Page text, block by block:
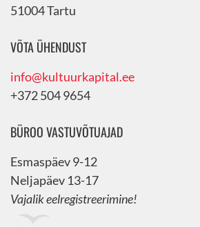
51004 Tartu
VÕTA ÜHENDUST
info@kultuurkapital.ee
+372 504 9654
BÜROO VASTUVÕTUAJAD
Esmaspäev 9-12
Neljapäev 13-17
Vajalik eelregistreerimine!